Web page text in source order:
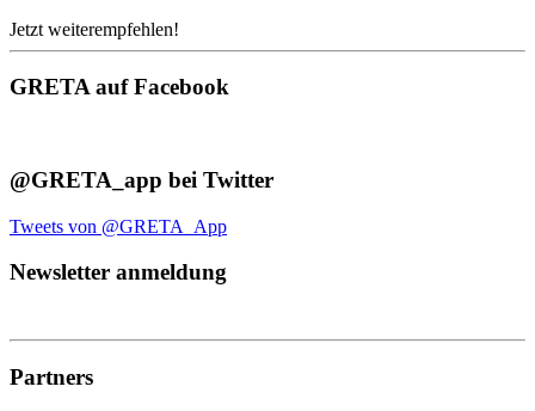
Jetzt weiterempfehlen!
GRETA auf Facebook
@GRETA_app bei Twitter
Tweets von @GRETA_App
Newsletter anmeldung
Partners